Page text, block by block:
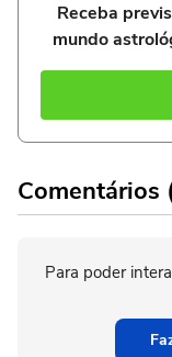
Receba
mundo
Comentários
Para poder